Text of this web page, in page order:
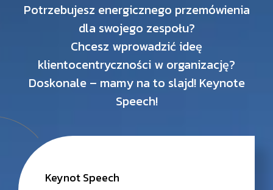
Potrzebujesz energicznego przemówienia
dla swojego zespołu?
Chcesz wprowadzić ideę
klientocentryczności w organizację?
Doskonale – mamy na to slajd! Keynote
Speech!
Keynot Speech